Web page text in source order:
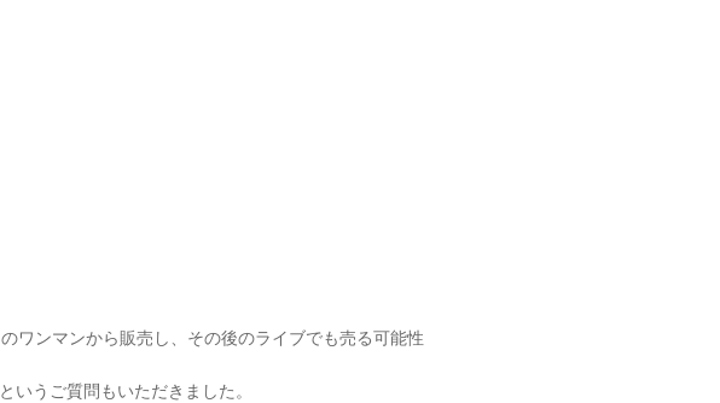
ワンマンから販売し、その後のライブでも売る可能性
うご質問もいただきました。